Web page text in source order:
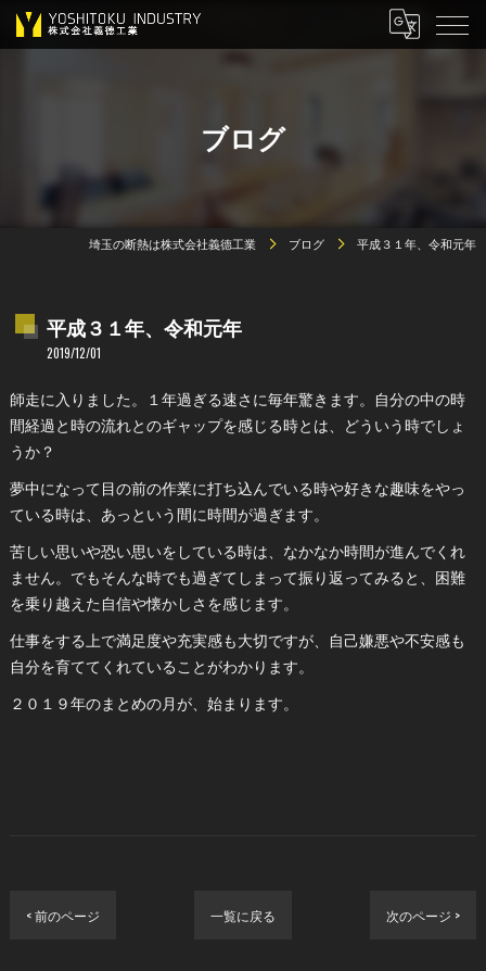
ブログ
埼玉の断熱は株式会社義德工業 ブログ 平成３１年、令和元年
平成３１年、令和元年
2019/12/01
師走に入りました。１年過ぎる速さに毎年驚きます。自分の中の時
間経過と時の流れとのギャップを感じる時とは、どういう時でしょ
うか？
夢中になって目の前の作業に打ち込んでいる時や好きな趣味をやっ
ている時は、あっという間に時間が過ぎます。
苦しい思いや恐い思いをしている時は、なかなか時間が進んでくれ
ません。でもそんな時でも過ぎてしまって振り返ってみると、困難
を乗り越えた自信や懐かしさを感じます。
仕事をする上で満足度や充実感も大切ですが、自己嫌悪や不安感も
自分を育ててくれていることがわかります。
２０１９年のまとめの月が、始まります。
< 前のページ 一覧に戻る 次のページ >